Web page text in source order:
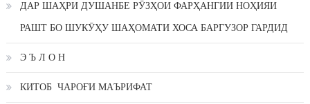
ДАР ШАҲРИ ДУШАНБЕ РӮЗҲОИ ФАРҲАНГИИ НОҲИЯИ
РАШТ БО ШУКӮҲУ ШАҲОМАТИ ХОСА БАРГУЗОР ГАРДИД
Э Ъ Л О Н
КИТОБ ЧАРОҒИ МАЪРИФАТ